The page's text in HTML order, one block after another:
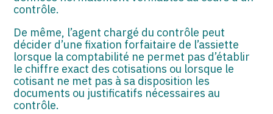
contrôle.
De même, l’agent chargé du contrôle peut
décider d’une fixation forfaitaire de l’assiette
lorsque la comptabilité ne permet pas d’établir
le chiffre exact des cotisations ou lorsque le
cotisant ne met pas à sa disposition les
documents ou justificatifs nécessaires au
contrôle.